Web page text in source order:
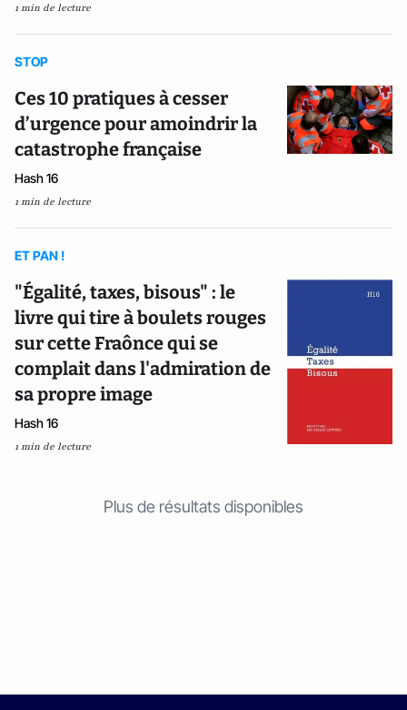
1 min de lecture
STOP
Ces 10 pratiques à cesser
d’urgence pour amoindrir la
catastrophe française
Hash 16
1 min de lecture
ET PAN !
"Égalité, taxes, bisous" : le
livre qui tire à boulets rouges
sur cette Fraônce qui se
complait dans l'admiration de
sa propre image
Hash 16
1 min de lecture
Plus de résultats disponibles